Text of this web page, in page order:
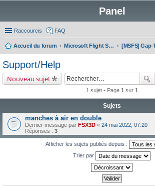
Panel
Raccourcis FAQ
Accueil du forum Microsoft Flight Simulator 2020/2024
Support/Help
Nouveau sujet
1 sujet • Page 1 sur 1
Sujets
manches à air en double
Dernier message par FSX3D « 24 mai 2022, 07:20
Réponses : 3
Afficher les sujets publiés depuis :
Trier par